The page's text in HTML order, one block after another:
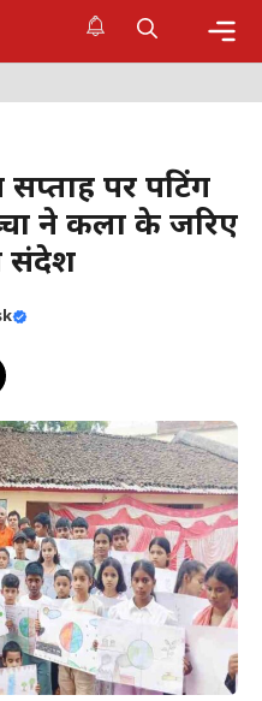
सप्ताह पर पेंटिंग
ने कला के जरिए
संदेश